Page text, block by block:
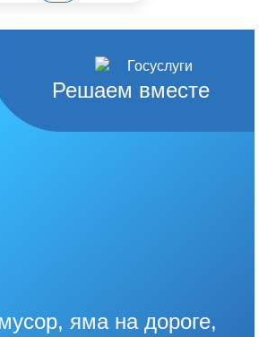
Решаем вместе
яма на дороге,